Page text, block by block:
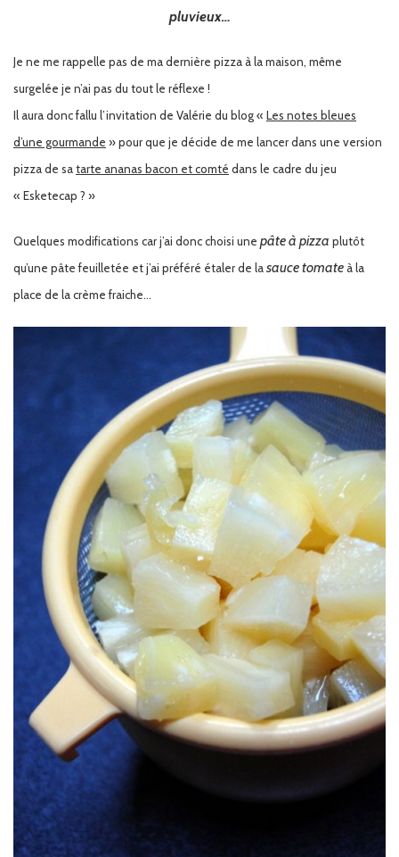
pluvieux…
Je ne me rappelle pas de ma dernière pizza à la maison, même
surgelée je n’ai pas du tout le réflexe !
Il aura donc fallu l’invitation de Valérie du blog « Les notes bleues
d’une gourmande » pour que je décide de me lancer dans une version
pizza de satarte ananas bacon et comté dans le cadre du jeu
« Esketecap ? »
Quelques modifications car j’ai donc choisi une pâte à pizza plutôt
qu’une pâte feuilletée et j’ai préféré étaler de lasauce tomateà la
place de la crème fraiche…